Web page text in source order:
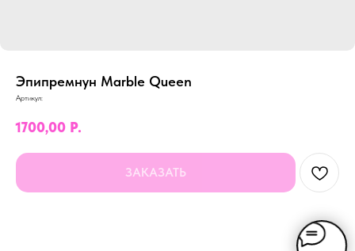
Эпипремнун Marble Queen
Артикул:
1700,00 Р.
ЗАКАЗАТЬ